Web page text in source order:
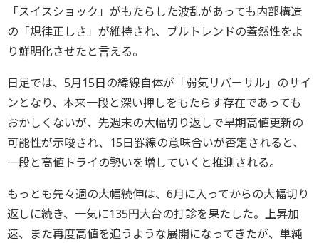
「スイスショック」がもたらした波乱があっても内部構造
の「規律正しさ」が維持され、ブルトレンドの蓋然性をよ
り鮮明化させたと言える。
日足では、5月15日の緯線自体が「弱気リバーサル」のサイ
ンとなり、本来一段と深い押しをもたらす存在であっても
おかしくないが、先週末の大幅切り返しで早期高値更新の
可能性が示唆され、15日罫線の意味合いが否定されると、
一段と高値トライの勢いを増していくと推測される。
もっとも先々週の大幅続伸は、6月に入ってからの大幅切り
返しに続き、一気に135円大台の打診を果たした。上昇加
速、また再度高値を追うような展開になってきたが、単純